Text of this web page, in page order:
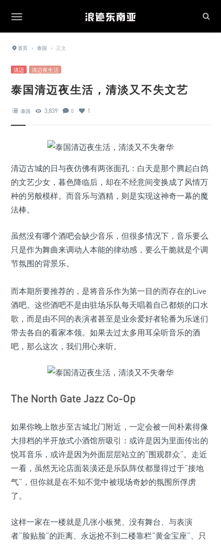
首页 › 泰国 › 正文
清迈 清迈夜生活
泰国清迈夜生活，清淡又不失文艺
泰国 3,839 0 1
清迈古城的日与夜仿佛有两张面孔：白天是那个腾起白鸽
的文艺少女，暮色降临后，却在不经意间变换成了风情万
种的另般模样。而音乐与酒精，则是实现这神奇一幕的魔
法棒。
虽然没有哪个酒吧会缺少音乐，但很多情况下，音乐要么
只是作为舞曲来调动人本能的律动感，要么干脆就是个调
节氛围的背景乐。
而本期所要推荐的，是将音乐作为第一目的而存在的Live
酒吧。这些酒吧不是由驻场乐队每天唱着自己都烦的口水
歌，而是由不同的表演者甚至是业余爱好者轮番为乐迷们
带去各自的看家本领。如果去过太多用耳朵听音乐的酒
吧，那么这次，我们用心来听。
The North Gate Jazz Co-Op
如果你晚上散步至古城北门附近，一定会被一间朴素得像
大排档的半开放式小酒馆所吸引：或许是因为里面传出的
悦耳音乐，或许是因为外面层层站立的“围观群众”。走近
一看，虽然无论店面装潢还是乐队阵仗都显得过于“接地
气”，但你就是在不知不觉中被现场奇妙的氛围所俘虏
了。
这样一家在一楼就是几张小板凳、没有舞台、与表演
者“脸贴脸”的距离、永远抢不到二楼靠栏“黄金宝座”、只